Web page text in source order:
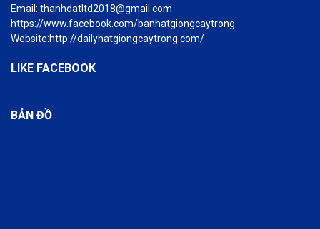
Email: thanhdatltd2018@gmail.com
https://www.facebook.com/banhatgiongcaytrong
Website:http://dailyhatgiongcaytrong.com/
LIKE FACEBOOK
BẢN ĐỒ